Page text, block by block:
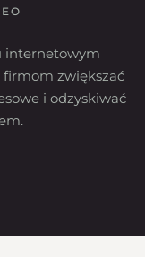
internetowym
firmom zwiększać
i odzyskiwać